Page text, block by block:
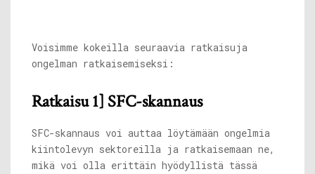
Voisimme kokeilla seuraavia ratkaisuja
ongelman ratkaisemiseksi:
Ratkaisu 1] SFC-skannaus
SFC-skannaus voi auttaa löytämään ongelmia
kiintolevyn sektoreilla ja ratkaisemaan ne,
mikä voi olla erittäin hyödyllistä tässä